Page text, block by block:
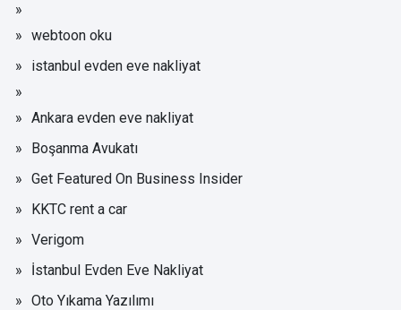
webtoon oku
istanbul evden eve nakliyat
Ankara evden eve nakliyat
Boşanma Avukatı
Get Featured On Business Insider
KKTC rent a car
Verigom
İstanbul Evden Eve Nakliyat
Oto Yıkama Yazılımı